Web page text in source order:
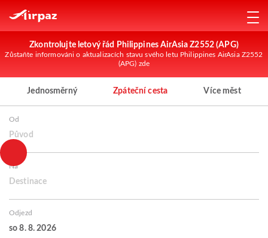
Zkontrolujte letový řád Philippines AirAsia Z2552 (APG)
Zůstaňte informováni o aktualizacích stavu svého letu Philippines AirAsia Z2552
(APG) zde
Jednosměrný Zpáteční cesta Více měst
Od
Původ
Na
Destinace
Odjezd
so 8. 8. 2026